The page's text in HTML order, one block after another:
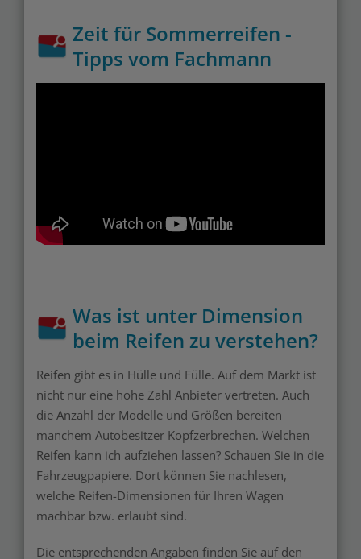
Zeit für Sommerreifen -
Tipps vom Fachmann
Was ist unter Dimension
beim Reifen zu verstehen?
Reifen gibt es in Hülle und Fülle. Auf dem Markt ist
nicht nur eine hohe Zahl Anbieter vertreten. Auch
die Anzahl der Modelle und Größen bereiten
manchem Autobesitzer Kopfzerbrechen. Welchen
Reifen kann ich aufziehen lassen? Schauen Sie in die
Fahrzeugpapiere. Dort können Sie nachlesen,
welche Reifen-Dimensionen für Ihren Wagen
machbar bzw. erlaubt sind.
Die entsprechenden Angaben finden Sie auf den